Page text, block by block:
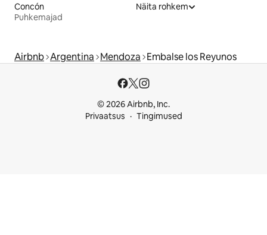
Concón
Puhkemajad
Näita rohkem
Airbnb Argentina Mendoza Embalse los Reyunos
© 2026 Airbnb, Inc.
Privaatsus
Tingimused